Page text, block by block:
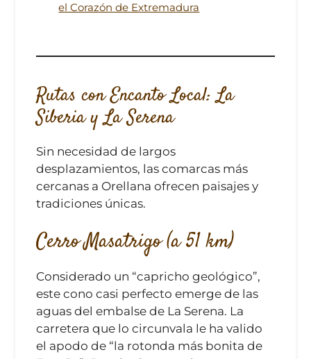
el Corazón de Extremadura
Rutas con Encanto Local: La
Siberia y La Serena
Sin necesidad de largos
desplazamientos, las comarcas más
cercanas a Orellana ofrecen paisajes y
tradiciones únicas.
Cerro Masatrigo (a 51 km)
Considerado un “capricho geológico”,
este cono casi perfecto emerge de las
aguas del embalse de La Serena. La
carretera que lo circunvala le ha valido
el apodo de “la rotonda más bonita de